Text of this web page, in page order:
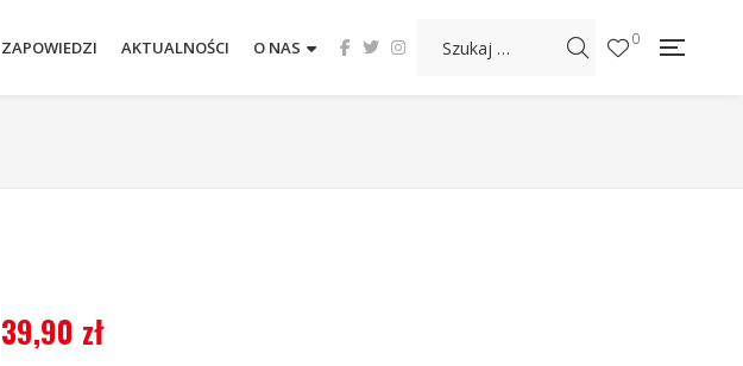
ZAPOWIEDZI AKTUALNOŚCI O NAS 0
39,90 zł